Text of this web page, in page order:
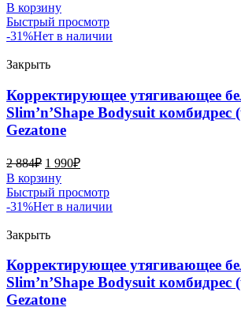
В корзину
Быстрый просмотр
-31%Нет в наличии
Закрыть
Корректирующее утягивающее
Slim’n’Shape Bodysuit комбидрес
Gezatone
2 884₽ 1 990₽
В корзину
Быстрый просмотр
-31%Нет в наличии
Закрыть
Корректирующее утягивающее
Slim’n’Shape Bodysuit комбидрес
Gezatone